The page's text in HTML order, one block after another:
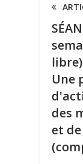
libre)
Une
des
et